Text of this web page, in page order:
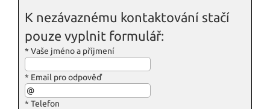
K nezávaznému kontaktování stačí
pouze vyplnit formulář:
* Vaše jméno a příjmení
* Email pro odpověď
* Telefon